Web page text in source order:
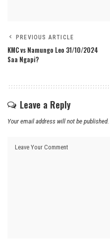
PREVIOUS ARTICLE
KMC vs Namungo Leo 31/10/2024
Saa Ngapi?
Leave a Reply
Your email address will not be published.